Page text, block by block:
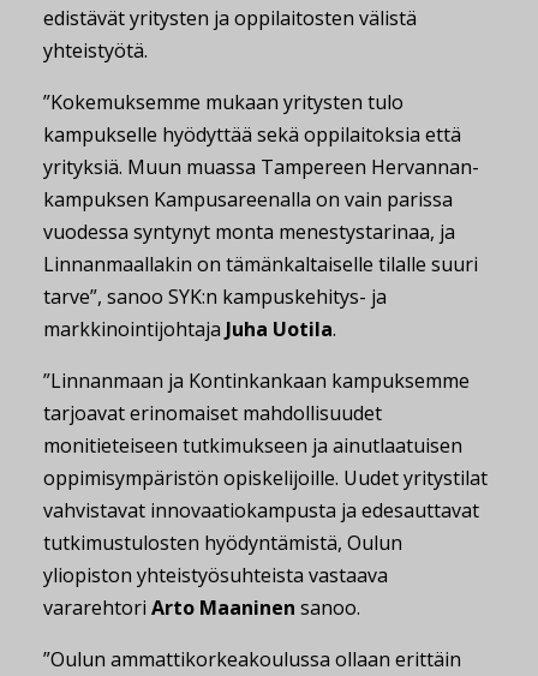
edistävät yritysten ja oppilaitosten välistä
yhteistyötä.
”Kokemuksemme mukaan yritysten tulo
kampukselle hyödyttää sekä oppilaitoksia että
yrityksiä. Muun muassa Tampereen Hervannan-
kampuksen Kampusareenalla on vain parissa
vuodessa syntynyt monta menestystarinaa, ja
Linnanmaallakin on tämänkaltaiselle tilalle suuri
tarve”, sanoo SYK:n kampuskehitys- ja
markkinointijohtaja Juha Uotila.
”Linnanmaan ja Kontinkankaan kampuksemme
tarjoavat erinomaiset mahdollisuudet
monitieteiseen tutkimukseen ja ainutlaatuisen
oppimisympäristön opiskelijoille. Uudet yritystilat
vahvistavat innovaatiokampusta ja edesauttavat
tutkimustulosten hyödyntämistä, Oulun
yliopiston yhteistyösuhteista vastaava
vararehtori Arto Maaninen sanoo.
”Oulun ammattikorkeakoulussa ollaan erittäin